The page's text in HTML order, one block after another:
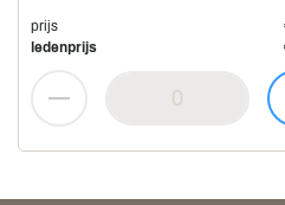
prijs
ledenprijs